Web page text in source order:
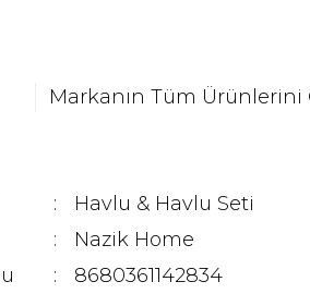
Markanın Tüm Ürünlerini
Havlu & Havlu Seti
Nazik Home
8680361142834